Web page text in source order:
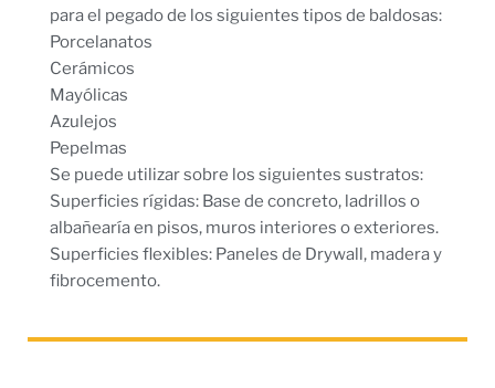
para el pegado de los siguientes tipos de baldosas:
Porcelanatos
Cerámicos
Mayólicas
Azulejos
Pepelmas
Se puede utilizar sobre los siguientes sustratos:
Superficies rígidas: Base de concreto, ladrillos o
albañearía en pisos, muros interiores o exteriores.
Superficies flexibles: Paneles de Drywall, madera y
fibrocemento.